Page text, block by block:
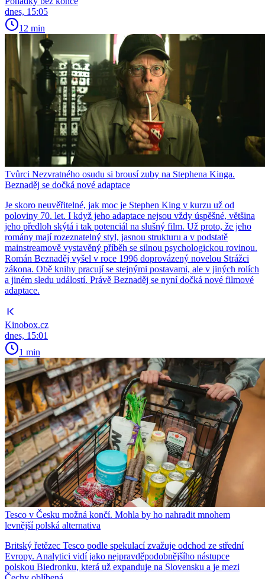
dnes, 15:05
12 min
Tvůrci Nezvratného osudu si brousí zuby na Stephena Kinga.
Beznaděj se dočká nové adaptace
Je skoro neuvěřitelné, jak moc je Stephen King v kurzu už od
poloviny 70. let. I když jeho adaptace nejsou vždy úspěšné, většina
jeho předloh skýtá i tak potenciál na slušný film. Už proto, že jeho
romány mají rozeznatelný styl, jasnou strukturu a v podstatě
mainstreamově vystavěný příběh se silnou psychologickou rovinou.
Román Beznaděj vyšel v roce 1996 doprovázený novelou Strážci
zákona. Obě knihy pracují se stejnými postavami, ale v jiných rolích
a jiném sledu událostí. Právě Beznaděj se nyní dočká nové filmové
adaptace.
Kinobox.cz
dnes, 15:01
1 min
Tesco v Česku možná končí. Mohla by ho nahradit mnohem
levnější polská alternativa
Britský řetězec Tesco podle spekulací zvažuje odchod ze střední
Evropy. Analytici vidí jako nejpravděpodobnějšího nástupce
polskou Biedronku, která už expanduje na Slovensku a je mezi